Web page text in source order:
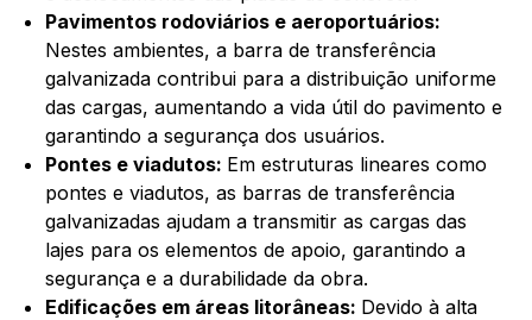
Pavimentos rodoviários e aeroportuários:
Nestes ambientes, a barra de transferência
galvanizada contribui para a distribuição uniforme
das cargas, aumentando a vida útil do pavimento e
garantindo a segurança dos usuários.
Pontes e viadutos: Em estruturas lineares como
pontes e viadutos, as barras de transferência
galvanizadas ajudam a transmitir as cargas das
lajes para os elementos de apoio, garantindo a
segurança e a durabilidade da obra.
Edificações em áreas litorâneas: Devido à alta